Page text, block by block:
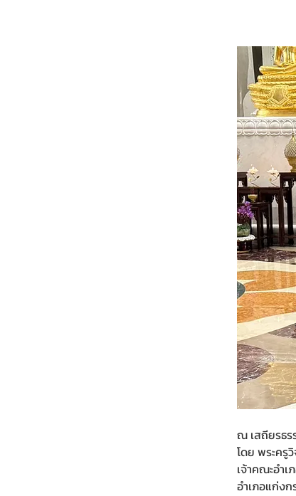
ณ เสถียรธร
โดย พระครู
เจ้าคณะอำเ
อำเภอแก่ง